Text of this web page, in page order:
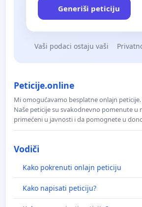
Generiši peticiju
Vaši podaci ostaju vaši
Peticije.online
Mi omogućavamo besplatne onlajn
Naše peticije su svakodnevno pomenute
primećeni u javnosti i da pomognete u
Vodiči
Kako pokrenuti onlajn peticiju
Kako napisati peticiju?